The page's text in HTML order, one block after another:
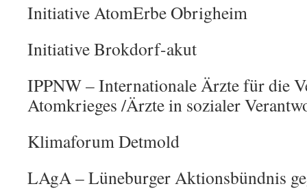
Initiative AtomErbe Obrigheim
Initiative Brokdorf-akut
IPPNW – Internationale Ärzte für die
Atomkrieges /Ärzte in sozialer
Klimaforum Detmold
LAgA – Lüneburger Aktionsbündnis